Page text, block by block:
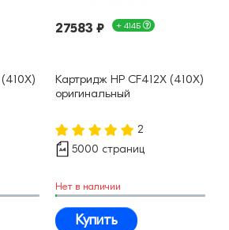
27583 ₽ + 414Б
Картридж HP CF412X (410X)
оригинальный
2
5000 страниц
Нет в наличии
Купить